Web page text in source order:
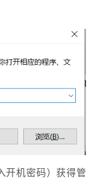
开机密码）获得管